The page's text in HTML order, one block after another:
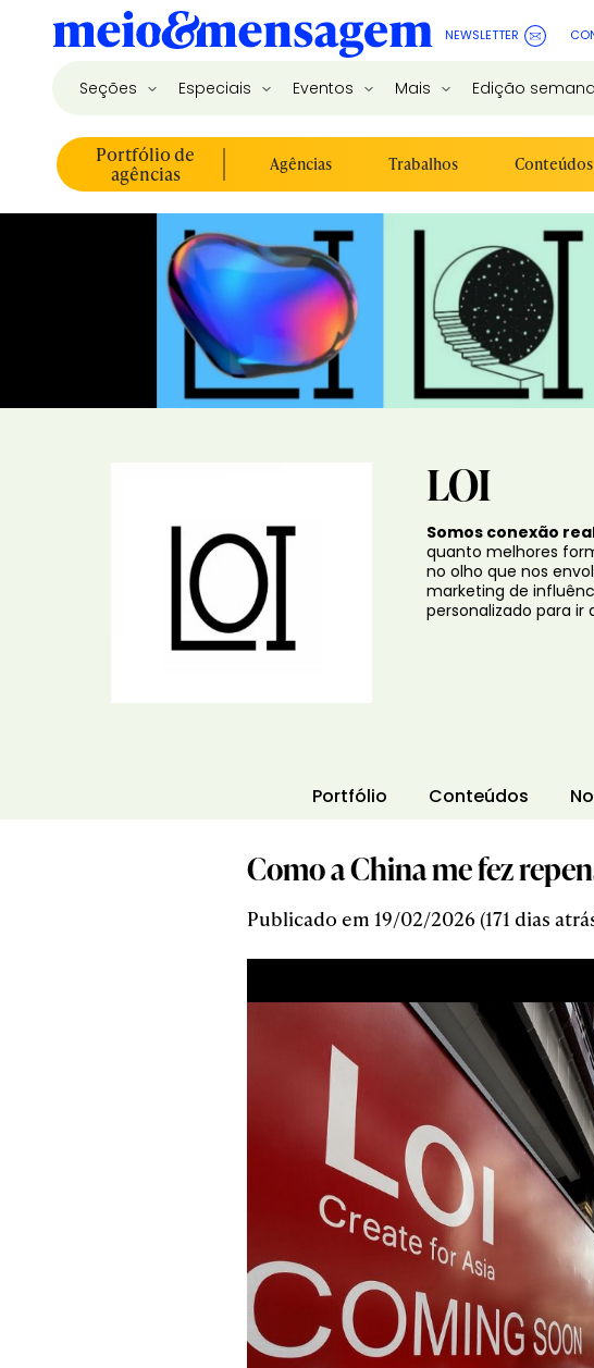
NEWSLETTER
Seções Especiais Eventos Mais Edição semanal
Portfólio de
agências Agências Trabalhos Conteúdos
LOI
Somos conexão
quanto melhores
no olho que nos
marketing de
personalizado para ir
Portfólio Conteúdos
Como a China me fez
Publicado em 19/02/2026 (171 dias